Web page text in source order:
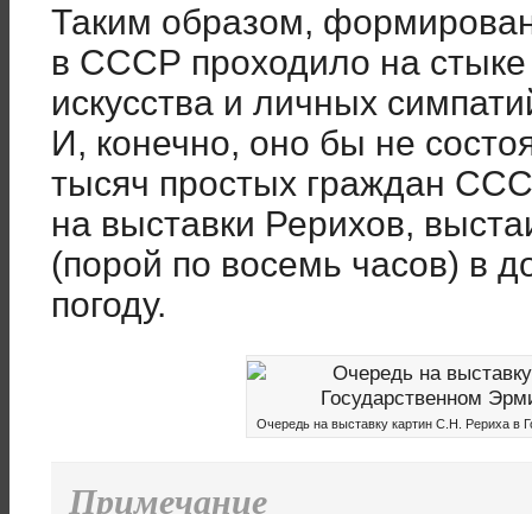
Таким образом,
в СССР проходило на стыке
искусства и личных
И, конечно, оно бы не
тысяч простых граждан
на выставки Рерихов,
(порой по восемь часов) в
погоду.
Очередь на выставку картин С.Н. Рериха в
Примечание